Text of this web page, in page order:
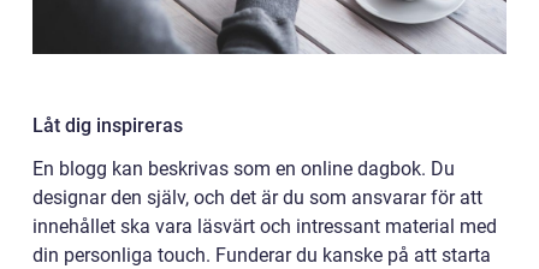
Låt dig inspireras
En blogg kan beskrivas som en online dagbok. Du
designar den själv, och det är du som ansvarar för att
innehållet ska vara läsvärt och intressant material med
din personliga touch. Funderar du kanske på att starta